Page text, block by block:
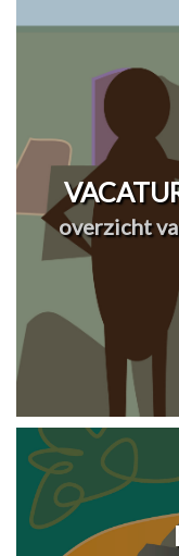
overzicht